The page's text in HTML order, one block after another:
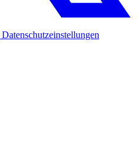
Datenschutzeinstellungen